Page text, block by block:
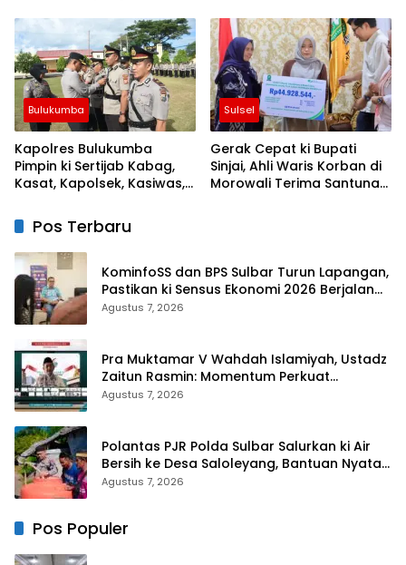
Kemarau
Negeri
Bulukumba
Kapolres Bulukumba
Pimpin ki Sertijab Kabag,
Kasat, Kapolsek, Kasiwas,
Sulsel
Gerak Cepat ki Bupati
Sinjai, Ahli Waris Korban di
Morowali Terima Santunan
Pos Terbaru
KominfoSS dan BPS Sulbar Turun Lapangan,
Pastikan ki Sensus Ekonomi 2026 Berjalan
Nyaman dan Akurat
Agustus 7, 2026
Pra Muktamar V Wahdah Islamiyah, Ustadz
Zaitun Rasmin: Momentum Perkuat
Konsolidasi dan Evaluasi Perjalanan
Agustus 7, 2026
Polantas PJR Polda Sulbar Salurkan ki Air
Bersih ke Desa Saloleyang, Bantuan Nyata
di Tengah Musim Kemarau
Agustus 7, 2026
Pos Populer